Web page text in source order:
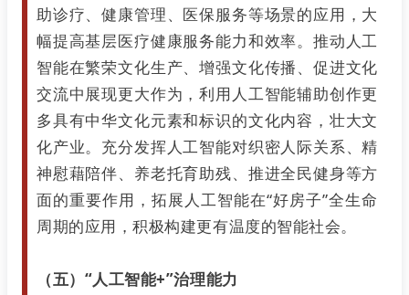
助诊疗、健康管理、医保服务等场景的应用，大
幅提高基层医疗健康服务能力和效率。推动人工
智能在繁荣文化生产、增强文化传播、促进文化
交流中展现更大作为，利用人工智能辅助创作更
多具有中华文化元素和标识的文化内容，壮大文
化产业。充分发挥人工智能对织密人际关系、精
神慰藉陪伴、养老托育助残、推进全民健身等方
面的重要作用，拓展人工智能在“好房子”全生命
周期的应用，积极构建更有温度的智能社会。
（五）“人工智能+”治理能力